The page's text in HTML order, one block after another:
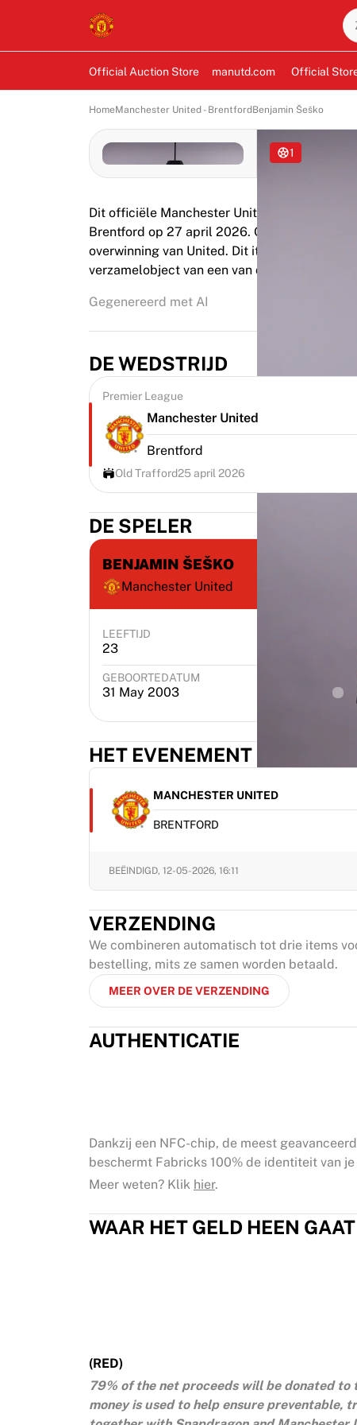
Official Auction Store manutd.com Official
HomeManchester United - BrentfordBenjamin Šeško
1
Dit officiële Manchester United shirt is
Brentford op 27 april 2026. Op Old Trafford
overwinning van United. Dit item is
verzamelobject van een van de meest
Gegenereerd met AI
DE WEDSTRIJD
Premier League
Manchester United
Brentford
Old Trafford25 april 2026
DE SPELER
BENJAMIN ŠEŠKO
Manchester United
LEEFTIJD
23
GEBOORTEDATUM
31 May 2003
HET EVENEMENT
MANCHESTER UNITED
BRENTFORD
BEËINDIGD, 12-05-2026, 16:11
VERZENDING
We combineren automatisch tot drie items
bestelling, mits ze samen worden betaald.
MEER OVER DE VERZENDING
AUTHENTICATIE
Dankzij een NFC-chip, de meest
beschermt Fabricks 100% de identiteit van
Meer weten? Klik hier.
WAAR HET GELD HEEN GAAT
(RED)
79% of the net proceeds will be donated to
money is used to help ensure preventable,